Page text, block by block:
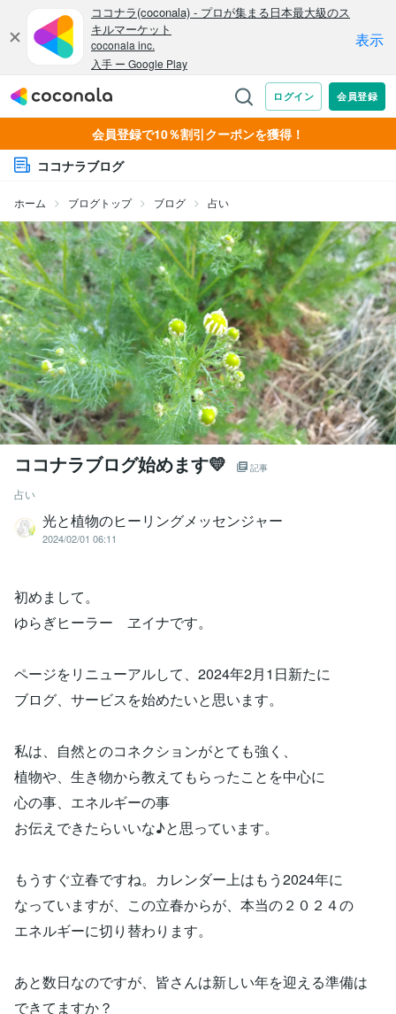
会員登録で10％割引クーポンを獲得！
ココナラブログ
ホーム ブログトップ ブログ 占い
ココナラブログ始めます💛 記事
占い
光と植物のヒーリングメッセンジャー
2024/02/01 06:11
初めまして。
ゆらぎヒーラー ヱイナです。
ページをリニューアルして、2024年2月1日新たに
ブログ、サービスを始めたいと思います。
私は、自然とのコネクションがとても強く、
植物や、生き物から教えてもらったことを中心に
心の事、エネルギーの事
お伝えできたらいいな♪と思っています。
もうすぐ立春ですね。カレンダー上はもう2024年に
なっていますが、この立春からが、本当の２０２４の
エネルギーに切り替わります。
あと数日なのですが、皆さんは新しい年を迎える準備は
できてますか？